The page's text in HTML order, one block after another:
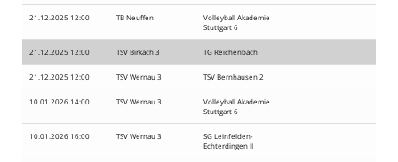
21.12.2025 12:00 TB Neuffen
Volleyball Akademie
Stuttgart 6
21.12.2025 12:00 TSV Birkach 3 TG Reichenbach
21.12.2025 12:00 TSV Wernau 3 TSV Bernhausen 2
10.01.2026 14:00 TSV Wernau 3
Volleyball Akademie
Stuttgart 6
10.01.2026 16:00 TSV Wernau 3
SG Leinfelden-
Echterdingen II